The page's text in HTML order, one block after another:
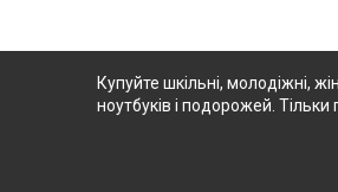
Купуйте шкільні, молодіжні,
ноутбуків і подорожей.